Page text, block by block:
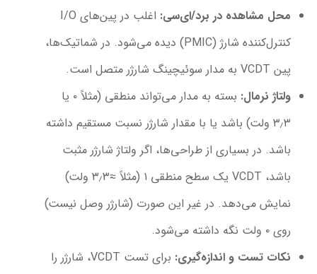
محل مشاهده در برد/ای‌سی:
اغلب در پین‌های I/O
کنترل‌کننده شارژ (PMIC) دیده می‌شود. در شماتیک‌ها،
پین VCDT به مدار سوئیچینگ شارژر متصل است.
ولتاژ نرمال:
بسته به مدار می‌تواند منطقی (مثلاً ۰ یا
۳٫۳ ولت) باشد یا با مقدار شارژر نسبت مستقیم داشته
باشد. در بسیاری از طراحی‌ها، اگر ولتاژ شارژر مثبت
باشد، VCDT یک سطح منطقی ۱ (مثلاً ≈۳٫۳ ولت)
نمایش می‌دهد. در غیر این صورت (شارژر وصل نیست)
روی ۰ ولت نگه داشته می‌شود.
نکات تست و اندازه‌گیری:
برای تست VCDT، شارژر را